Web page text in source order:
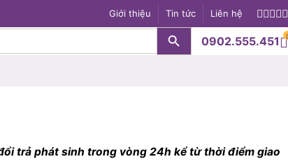
Giới thiệu Tin tức Liên hệ
Search Button
0902.555.4510
trả phát sinh trong vòng 24h kể từ thời điểm giao